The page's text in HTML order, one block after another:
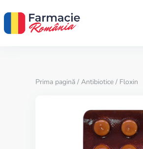
Prima pagină / Antibiotice / Floxin